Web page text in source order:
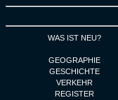
WAS IST NEU?
GEOGRAPHIE
GESCHICHTE
VERKEHR
REGISTER